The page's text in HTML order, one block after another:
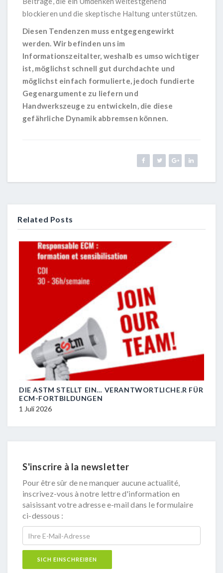
blockieren und die skeptische Haltung unterstützen.
Diesen Tendenzen muss entgegengewirkt
werden. Wir befinden uns im
Informationszeitalter, weshalb es umso wichtiger
ist, möglichst schnell gut durchdachte und
möglichst einfach formulierte, jedoch fundierte
Gegenargumente zu liefern und
Handwerkszeuge zu entwickeln, die diese
gefährliche Dynamik abbremsen können.
Related Posts
DIE ASTM STELLT EIN… VERANTWORTLICHE.R FÜR
ECM-FORTBILDUNGEN
1 Juli 2026
S'inscrire à la newsletter
Pour être sûr de ne manquer aucune actualité,
inscrivez-vous à notre lettre d'information en
saisissant votre adresse e-mail dans le formulaire
ci-dessous :